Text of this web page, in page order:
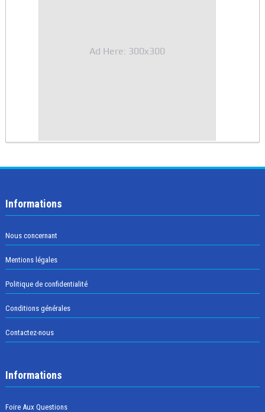
Ad Here: 300x300
Informations
Nous concernant
Mentions légales
Politique de confidentialité
Conditions générales
Contactez-nous
Informations
Foire Aux Questions